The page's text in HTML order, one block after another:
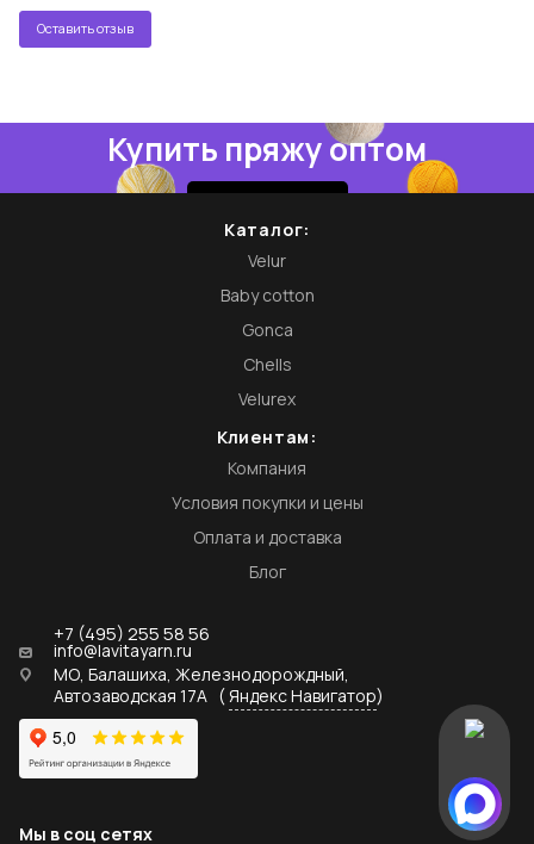
Оставить отзыв
Купить пряжу оптом
Каталог:
Velur
Baby cotton
Gonca
Chells
Velurex
Клиентам:
Компания
Условия покупки и цены
Оплата и доставка
Блог
+7 (495) 255 58 56
info@lavitayarn.ru
МО, Балашиха, Железнодорождный,
Автозаводская 17А ( Яндекс Навигатор)
Мы в соц сетях